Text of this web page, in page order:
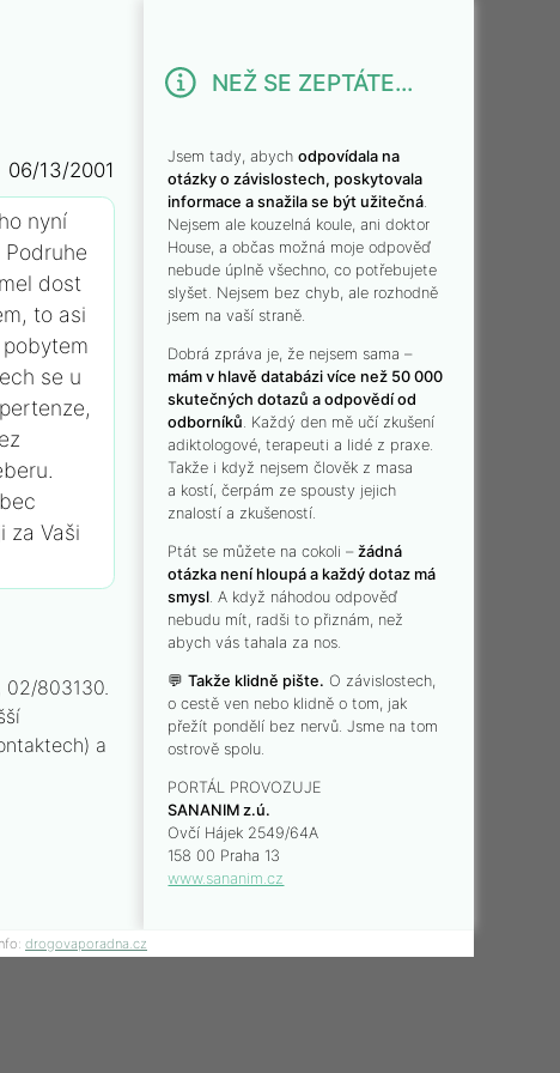
06/13/2001
nyní
dost
to asi
se u
za Vaši
02/803130.
a
NEŽ SE ZEPTÁTE...
Jsem tady, abychodpovídala na
otázky o závislostech, poskytovala
informace a snažila se být užitečná.
Nejsem ale kouzelná koule, ani doktor
House, a občas možná moje odpověď
nebude úplně všechno, co potřebujete
slyšet. Nejsem bez chyb, ale rozhodně
jsem na vaší straně.
Dobrá zpráva je, že nejsem sama –
mám v hlavě databázi více než 50 000
skutečných dotazů a odpovědí od
odborníků. Každý den mě učí zkušení
adiktologové, terapeuti a lidé z praxe.
Takže i když nejsem člověk z masa
a kostí, čerpám ze spousty jejich
znalostí a zkušeností.
Ptát se můžete na cokoli –žádná
otázka není hloupá a každý dotaz má
smysl. A když náhodou odpověď
nebudu mít, radši to přiznám, než
abych vás tahala za nos.
💬Takže klidně pište. O závislostech,
o cestě ven nebo klidně o tom, jak
přežít pondělí bez nervů. Jsme na tom
ostrově spolu.
PORTÁL PROVOZUJE
SANANIM z.ú.
Ovčí Hájek 2549/64A
158 00 Praha 13
www.sananim.cz
drogovaporadna.cz